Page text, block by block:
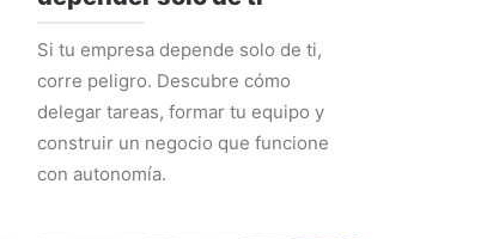
Si tu empresa depende solo de ti,
corre peligro. Descubre cómo
delegar tareas, formar tu equipo y
construir un negocio que funcione
con autonomía.